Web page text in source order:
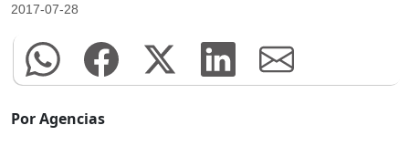
2017-07-28
Por Agencias